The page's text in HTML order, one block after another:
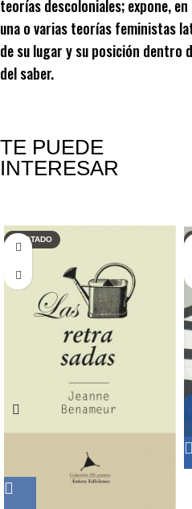
teorías descoloniales; expone,
una o varias teorías feministas
de su lugar y su posición dentro
del saber.
TE PUEDE
INTERESAR
AGOTADO